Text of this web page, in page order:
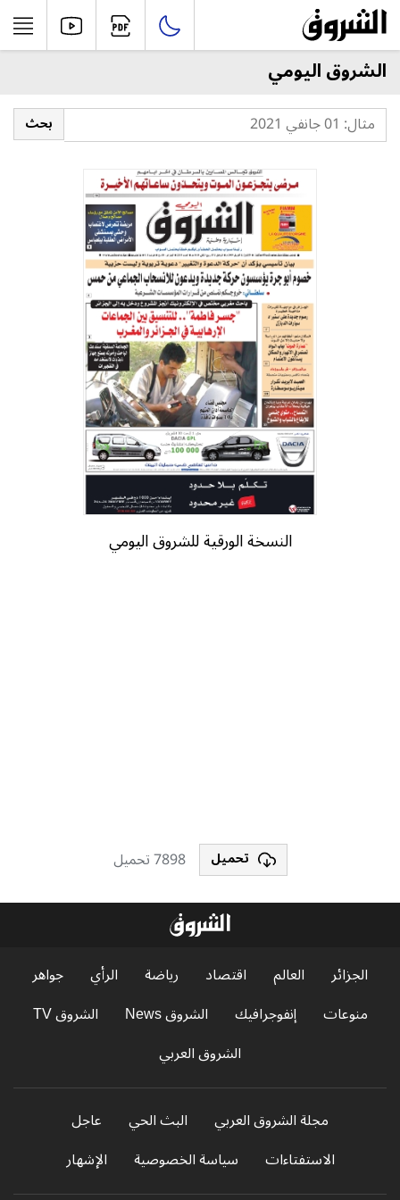
الشروق اليومي
النسخة الورقية للشروق اليومي
تحميل 7898 تحميل
الجزائر العالم اقتصاد رياضة الرأي
جواهر
منوعات
إنفوجرافيك الشروق News
الشروق TV
الشروق العربي
مجلة الشروق العربي البث الحي
عاجل
الاستفتاءات
سياسة الخصوصية الإشهار